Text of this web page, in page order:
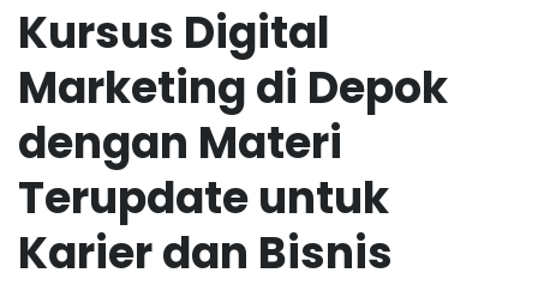
Kursus Digital
Marketing di Depok
dengan Materi
Terupdate untuk
Karier dan Bisnis